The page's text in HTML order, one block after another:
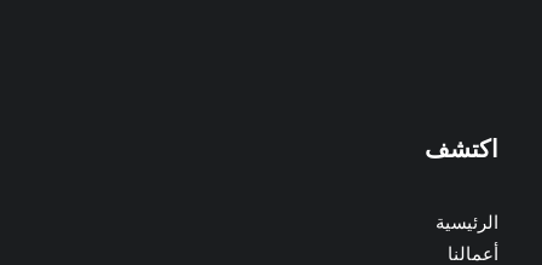
اكتشف
الرئيسية
أعمالنا